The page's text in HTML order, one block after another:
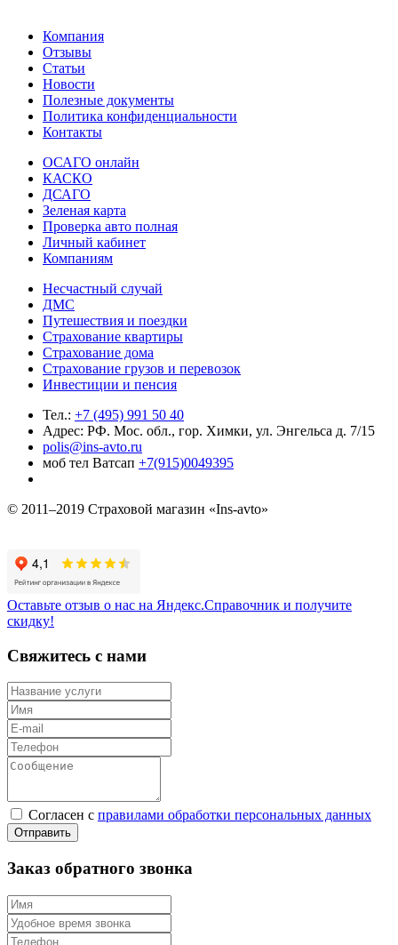
Компания
Отзывы
Статьи
Новости
Полезные документы
Политика конфиденциальности
Контакты
ОСАГО онлайн
КАСКО
ДСАГО
Зеленая карта
Проверка авто полная
Личный кабинет
Компаниям
Несчастный случай
ДМС
Путешествия и поездки
Страхование квартиры
Страхование дома
Страхование грузов и перевозок
Инвестиции и пенсия
Тел.: +7 (495) 991 50 40
Адрес: РФ. Мос. обл., гор. Химки, ул. Энгельса д. 7/15
polis@ins-avto.ru
моб тел Ватсап +7(915)0049395
© 2011–2019 Страховой магазин «Ins-avto»
Оставьте отзыв о нас на Яндекс.Справочник и получите
скидку!
Свяжитесь с нами
Согласен с правилами обработки персональных данных
Заказ обратного звонка